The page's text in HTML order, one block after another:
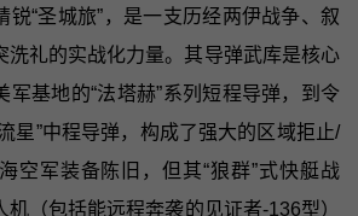
锐“圣城旅”，是一支历经两伊战争、叙
洗礼的实战化力量。其导弹武库是核心
军基地的“法塔赫”系列短程导弹，到令
星”中程导弹，构成了强大的区域拒止/
空军装备陈旧，但其“狼群”式快艇战
（包括能远程奔袭的见证者-136型）